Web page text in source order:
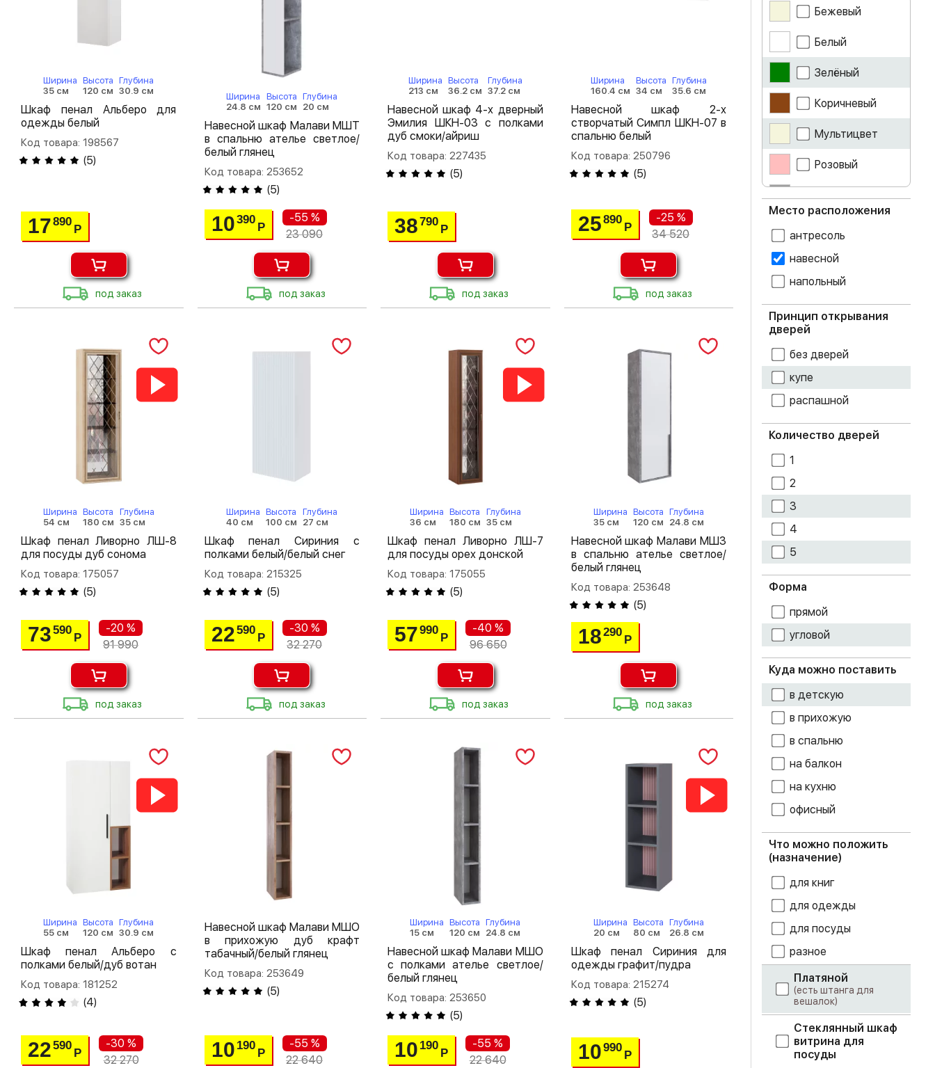
Ширина
35 см
Высота
120 см
Глубина
30.9 см
Шкаф пенал Альберо для
одежды белый
Код товара: 198567
(5)
17890
Р
под заказ
Ширина
24.8 см
Высота
120 см
Глубина
20 см
Навесной шкаф Малави МШТ
в спальню ателье светлое/
белый глянец
Код товара: 253652
(5)
10390
Р
-55 %
23 090
под заказ
Ширина
213 см
Высота
36.2 см
Глубина
37.2 см
Навесной шкаф 4-х дверный
Эмилия ШКН-03 с полками
дуб смоки/айриш
Код товара: 227435
(5)
38790
Р
под заказ
Ширина
160.4 см
Высота
34 см
Глубина
35.6 см
Навесной шкаф 2-х
створчатый Симпл ШКН-07 в
спальню белый
Код товара: 250796
(5)
25890
Р
-25 %
34 520
под заказ
Ширина
54 см
Высота
180 см
Глубина
35 см
Шкаф пенал Ливорно ЛШ-8
для посуды дуб сонома
Код товара: 175057
(5)
73590
Р
-20 %
91 990
под заказ
Ширина
40 см
Высота
100 см
Глубина
27 см
Шкаф пенал Сириния с
полками белый/белый снег
Код товара: 215325
(5)
22590
Р
-30 %
32 270
под заказ
Ширина
36 см
Высота
180 см
Глубина
35 см
Шкаф пенал Ливорно ЛШ-7
для посуды орех донской
Код товара: 175055
(5)
57990
Р
-40 %
96 650
под заказ
Ширина
35 см
Высота
120 см
Глубина
24.8 см
Навесной шкаф Малави МШ3
в спальню ателье светлое/
белый глянец
Код товара: 253648
(5)
18290
Р
под заказ
Ширина
55 см
Высота
120 см
Глубина
30.9 см
Шкаф пенал Альберо с
полками белый/дуб вотан
Код товара: 181252
(4)
22590
Р
-30 %
32 270
Навесной шкаф Малави МШО
в прихожую дуб крафт
табачный/белый глянец
Код товара: 253649
(5)
10 190
Р
-55 %
22 640
Ширина
15 см
Высота
120 см
Глубина
24.8 см
Навесной шкаф Малави МШО
с полками ателье светлое/
белый глянец
Код товара: 253650
(5)
10 190
Р
-55 %
22 640
Ширина
20 см
Высота
80 см
Глубина
26.8 см
Шкаф пенал Сириния для
одежды графит/пудра
Код товара: 215274
(5)
10990
Р
айриш
артвуд темный
ателье светлое
белое дерево
белый
белый глянец
белый снег
бриз
венге
гикори рокфорд
дуб беленый
дуб белфорт
дуб золотой
крафт
дуб крафт белый
дуб крафт серый
табачный
дуб смоки
дуб сонома
дуб шале
мореный
дуб шале
серебро
дуб юкон
железный
камень
камень серый
кашемир
кенди
Бежевый
Белый
Зелёный
Коричневый
Мультицвет
Розовый
Место расположения
антресоль
навесной
напольный
Принцип открывания
дверей
без дверей
купе
распашной
Количество дверей
1
2
3
4
5
Форма
прямой
угловой
Куда можно поставить
в детскую
в прихожую
в спальню
на балкон
на кухню
офисный
Что можно положить
(назначение)
для книг
для одежды
для посуды
разное
Платяной
(есть штанга для
вешалок)
Стеклянный шкаф
витрина для
посуды